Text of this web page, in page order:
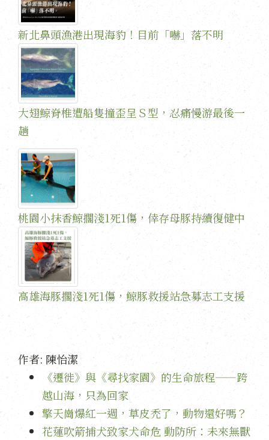
新北鼻頭漁港出現海豹！目前「嚇」落不明
大翅鯨脊椎遭船隻撞歪呈Ｓ型，忍痛慢游最後一
趟
桃園小抹香鯨擱淺1死1傷，倖存母豚持續復健中
高雄海豚擱淺1死1傷，鯨豚救援站急募志工支援
作者: 陳怡潔
《遷徙》與《尋找家園》的生命旅程——跨
越山海，只為回家
擎天崗爆紅一週，草皮禿了，動物還好嗎？
花蓮吹箭捕犬致家犬命危 動防所：未來無獸